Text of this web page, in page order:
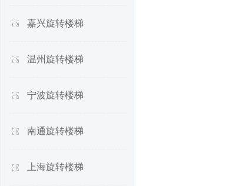
嘉兴旋转楼梯
温州旋转楼梯
宁波旋转楼梯
南通旋转楼梯
上海旋转楼梯